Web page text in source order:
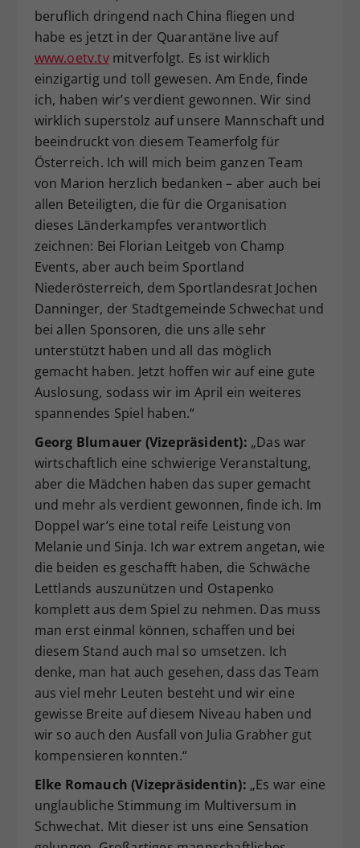
beruflich dringend nach China fliegen und
habe es jetzt in der Quarantäne live auf
www.oetv.tvmitverfolgt. Es ist wirklich
einzigartig und toll gewesen. Am Ende, finde
ich, haben wir’s verdient gewonnen. Wir sind
wirklich superstolz auf unsere Mannschaft und
beeindruckt von diesem Teamerfolg für
Österreich. Ich will mich beim ganzen Team
von Marion herzlich bedanken – aber auch bei
allen Beteiligten, die für die Organisation
dieses Länderkampfes verantwortlich
zeichnen: Bei Florian Leitgeb von Champ
Events, aber auch beim Sportland
Niederösterreich, dem Sportlandesrat Jochen
Danninger, der Stadtgemeinde Schwechat und
bei allen Sponsoren, die uns alle sehr
unterstützt haben und all das möglich
gemacht haben. Jetzt hoffen wir auf eine gute
Auslosung, sodass wir im April ein weiteres
spannendes Spiel haben.“
Georg Blumauer (Vizepräsident): „Das war
wirtschaftlich eine schwierige Veranstaltung,
aber die Mädchen haben das super gemacht
und mehr als verdient gewonnen, finde ich. Im
Doppel war’s eine total reife Leistung von
Melanie und Sinja. Ich war extrem angetan, wie
die beiden es geschafft haben, die Schwäche
Lettlands auszunützen und Ostapenko
komplett aus dem Spiel zu nehmen. Das muss
man erst einmal können, schaffen und bei
diesem Stand auch mal so umsetzen. Ich
denke, man hat auch gesehen, dass das Team
aus viel mehr Leuten besteht und wir eine
gewisse Breite auf diesem Niveau haben und
wir so auch den Ausfall von Julia Grabher gut
kompensieren konnten.“
Elke Romauch (Vizepräsidentin): „Es war eine
unglaubliche Stimmung im Multiversum in
Schwechat. Mit dieser ist uns eine Sensation